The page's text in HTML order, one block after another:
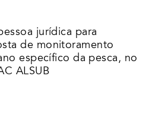
jurídica para
de monitoramento
específico da pesca, no
ALSUB